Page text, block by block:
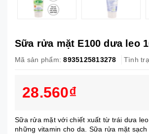
Sữa rửa mặt E100 dưa leo
Mã sản phẩm: 8935125813278 Tình
28.560₫
Sữa rửa mặt với chiết xuất từ trái dưa
những vitamin cho da. Sữa rửa mặt sạch